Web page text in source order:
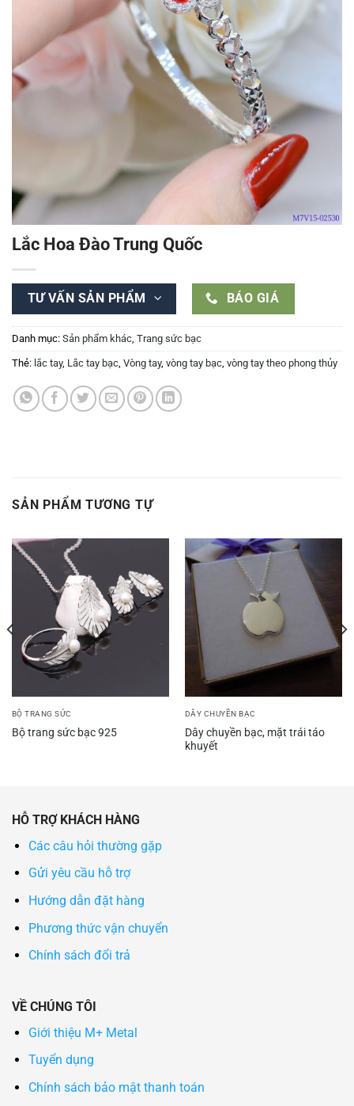
Lắc Hoa Đào Trung Quốc
TƯ VẤN SẢN PHẨM BÁO GIÁ
Danh mục: Sản phẩm khác, Trang sức bạc
Thẻ: lắc tay, Lắc tay bạc, Vòng tay, vòng tay bạc, vòng tay theo phong thủy
SẢN PHẨM TƯƠNG TỰ
BỘ TRANG SỨC
Bộ trang sức bạc 925
DÂY CHUYỀN BẠC
Dây chuyền bạc, mặt trái táo
khuyết
HỖ TRỢ KHÁCH HÀNG
Các câu hỏi thường gặp
Gửi yêu cầu hỗ trợ
Hướng dẫn đặt hàng
Phương thức vận chuyển
Chính sách đổi trả
VỀ CHÚNG TÔI
Giới thiệu M+ Metal
Tuyển dụng
Chính sách bảo mật thanh toán